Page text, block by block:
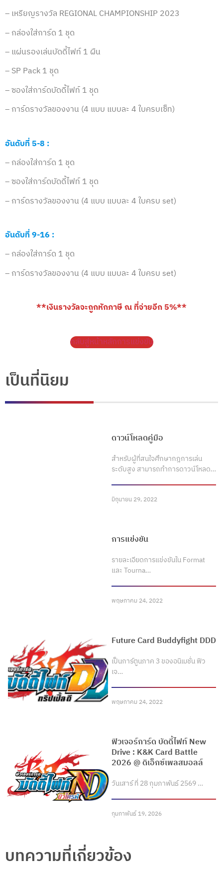
– เหรียญรางวัล REGIONAL CHAMPIONSHIP 2023
– กล่องใส่การ์ด 1 ชุด
– แผ่นรองเล่นบัดดี้ไฟท์ 1 ผืน
– SP Pack 1 ชุด
– ซองใส่การ์ดบัดดี้ไฟท์ 1 ชุด
– การ์ดรางวัลของงาน (4 แบบ แบบละ 4 ใบครบเซ็ท)
อันดับที่ 5-8 :
– กล่องใส่การ์ด 1 ชุด
– ซองใส่การ์ดบัดดี้ไฟท์ 1 ชุด
– การ์ดรางวัลของงาน (4 แบบ แบบละ 4 ใบครบ set)
อันดับที่ 9-16 :
– กล่องใส่การ์ด 1 ชุด
– การ์ดรางวัลของงาน (4 แบบ แบบละ 4 ใบครบ set)
**เงินรางวัลจะถูกหักภาษี ณ ที่จ่ายอีก 5%**
กลับสู่หน้าหลักการแข่งขัน
เป็นที่นิยม
ดาวน์โหลดคู่มือ
สำหรับผู้ที่สนใจศึกษากฎการเล่น
ระดับสูง สามารถทำการดาวน์โหลด…
มิถุนายน 29, 2022
การแข่งขัน
รายละเอียดการแข่งขันใน Format
และ Tourna…
พฤษภาคม 24, 2022
Future Card Buddyfight DDD
เป็นการ์ตูนภาค 3 ของอนิเมชั่น ฟิว
เจ…
พฤษภาคม 24, 2022
ฟิวเจอร์การ์ด บัดดี้ไฟท์ New
Drive : K&K Card Battle
2026 @ ดิเอ็กซ์เพลสมอลล์
วันเสาร์ ที่ 28 กุมภาพันธ์ 2569 …
กุมภาพันธ์ 19, 2026
บทความที่เกี่ยวข้อง